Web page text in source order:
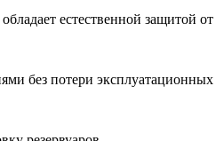
естественной защитой
без потери эксплуатационных